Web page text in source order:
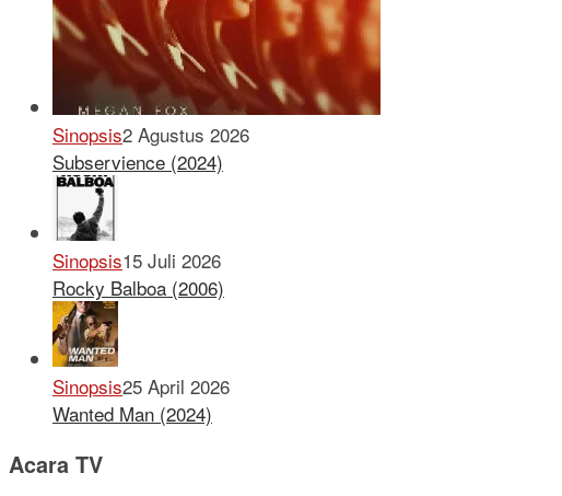
Sinopsis2 Agustus 2026
Subservience (2024)
Sinopsis15 Juli 2026
Rocky Balboa (2006)
Sinopsis25 April 2026
Wanted Man (2024)
Acara TV